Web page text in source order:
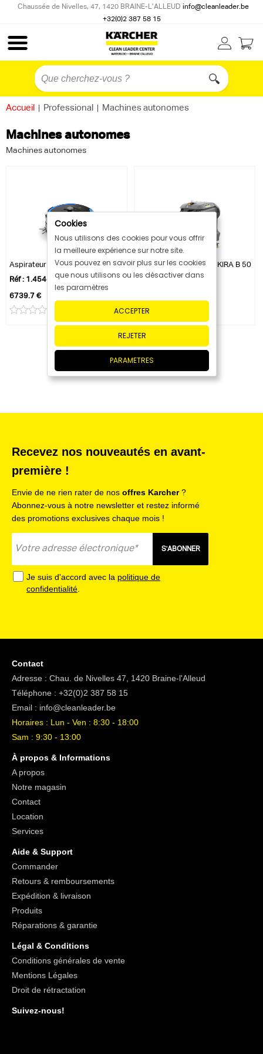
Chaussée de Nivelles, 47, 1420 BRAINE-L’ALLEUD info@cleanleader.be
+32(0)2 387 58 15
Accueil Professional Machines autonomes
Machines autonomes
Machines autonomes
Aspirateur autonome KIRA CV 50
Réf : 1.454-500.0
6739.7 €
Autolaveuse aspirante KIRA B 50
Réf : 1.533-002.0
Recevez nos nouveautés en avant-
première !
Envie de ne rien rater de nos offres Karcher?
Abonnez-vous à notre newsletter et restez informé
des promotions exclusives chaque mois !
S'ABONNER
Je suis d'accord avec la politique de
confidentialité
Contact
Adresse : Chau. de Nivelles 47, 1420 Braine-l'Alleud
Téléphone : +32(0)2 387 58 15
Email : info@cleanleader.be
Horaires : Lun - Ven : 8:30 - 18:00
Sam : 9:30 - 13:00
À propos & Informations
A propos
Notre magasin
Contact
Location
Services
Aide & Support
Commander
Retours & remboursements
Expédition & livraison
Produits
Réparations & garantie
Légal & Conditions
Conditions générales de vente
Mentions Légales
Droit de rétractation
Suivez-nous!
Cookies
Nous utilisons des cookies pour vous offrir
la meilleure expérience sur notre site.
Vous pouvez en savoir plus sur les cookies
que nous utilisons ou les désactiver dans
les paramètres
ACCEPTER
REJETER
PARAMETRES